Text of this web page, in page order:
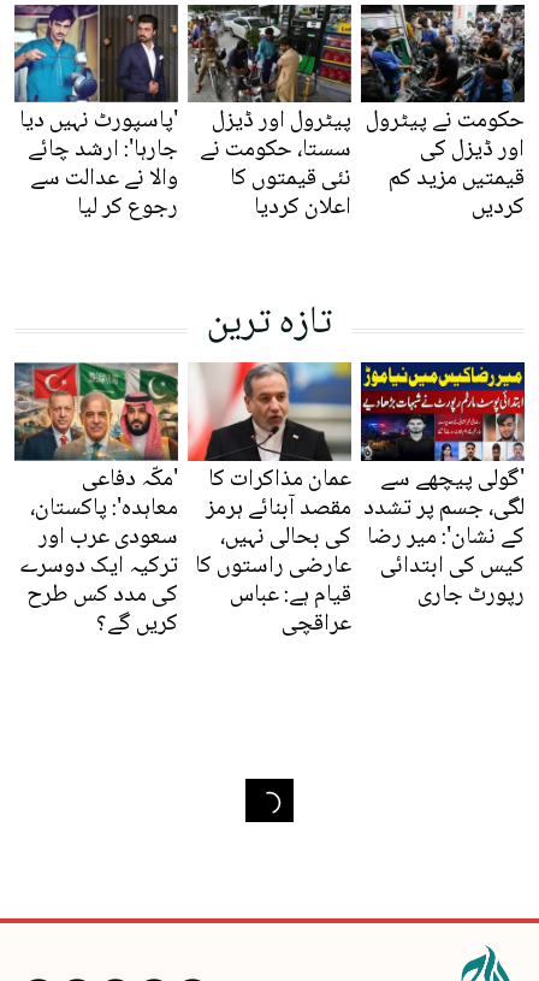
حکومت نے پیٹرول
اور ڈیزل کی
قیمتیں مزید کم
کردیں
پیٹرول اور ڈیزل
سستا، حکومت نے
نئی قیمتوں کا
اعلان کردیا
'پاسپورٹ نہیں دیا
جارہا': ارشد چائے
والا نے عدالت سے
رجوع کر لیا
تازہ ترین
'گولی پیچھے سے
لگی، جسم پر تشدد
کے نشان': میر رضا
کیس کی ابتدائی
رپورٹ جاری
عمان مذاکرات کا
مقصد آبنائے ہرمز
کی بحالی نہیں،
عارضی راستوں کا
قیام ہے: عباس
عراقچی
'مکّہ دفاعی
معاہدہ': پاکستان،
سعودی عرب اور
ترکیہ ایک دوسرے
کی مدد کس طرح
کریں گے؟